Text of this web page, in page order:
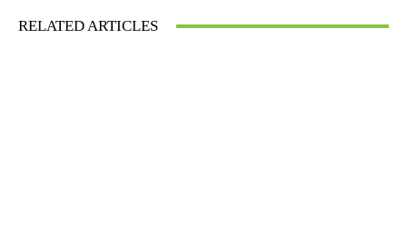
RELATED ARTICLES